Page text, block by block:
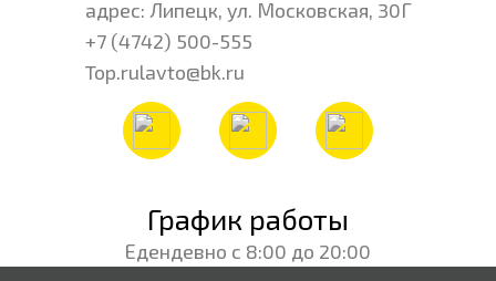
адрес: Липецк, ул. Московская, 30Г
+7 (4742) 500-555
Top.rulavto@bk.ru
График работы
Едендевно с 8:00 до 20:00